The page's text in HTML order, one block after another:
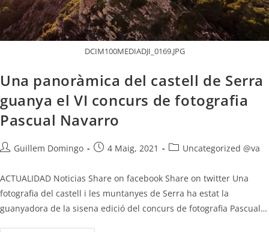
DCIM100MEDIADJI_0169.JPG
Una panoràmica del castell de Serra
guanya el VI concurs de fotografia
Pascual Navarro
Guillem Domingo 4 Maig, 2021 Uncategorized @va
ACTUALIDAD Noticias Share on facebook Share on twitter Una
fotografia del castell i les muntanyes de Serra ha estat la
guanyadora de la sisena edició del concurs de fotografia Pascual…